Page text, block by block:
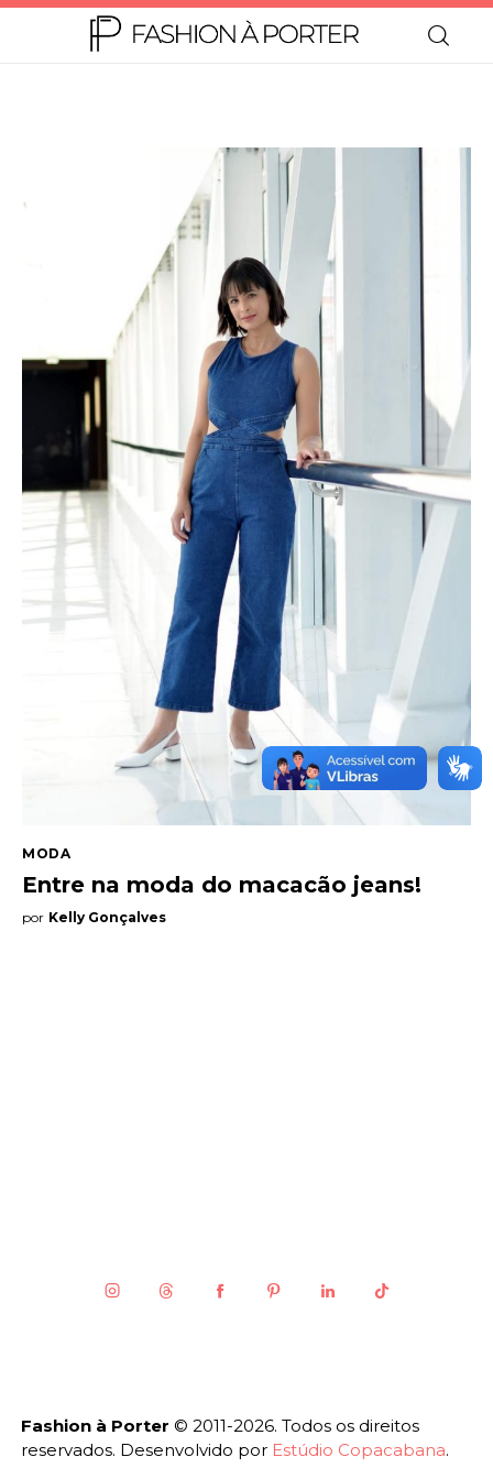
Negócios
Comportamento
Lifestyle
Entrevista
Web stories
MODA
Entre na moda do macacão jeans!
por Kelly Gonçalves
Fashion à Porter © 2011-2026. Todos os direitos
reservados. Desenvolvido por Estúdio Copacabana.